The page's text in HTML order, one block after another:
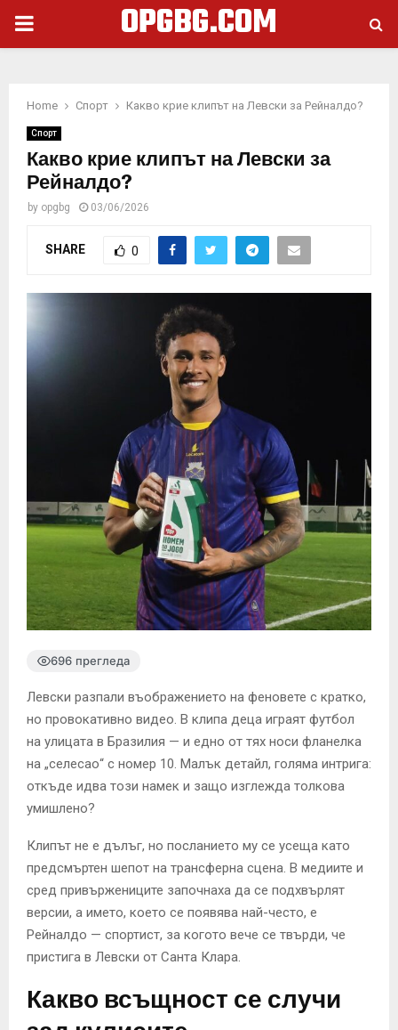
PRIMARY
OPGBG.COM
Home Спорт Какво крие клипът на Левски за Рейналдо?
Спорт
Какво крие клипът на Левски за
Рейналдо?
by opgbg 03/06/2026
SHARE 0
696 прегледа
Левски разпали въображението на феновете с кратко,
но провокативно видео. В клипа деца играят футбол
на улицата в Бразилия — и едно от тях носи фланелка
на „селесао“ с номер 10. Малък детайл, голяма интрига:
откъде идва този намек и защо изглежда толкова
умишлено?
Клипът не е дълъг, но посланието му се усеща като
предсмъртен шепот на трансферна сцена. В медиите и
сред привържениците започнаха да се подхвърлят
версии, а името, което се появява най-често, е
Рейналдо — спортист, за когото вече се твърди, че
пристига в Левски от Санта Клара.
Какво всъщност се случи